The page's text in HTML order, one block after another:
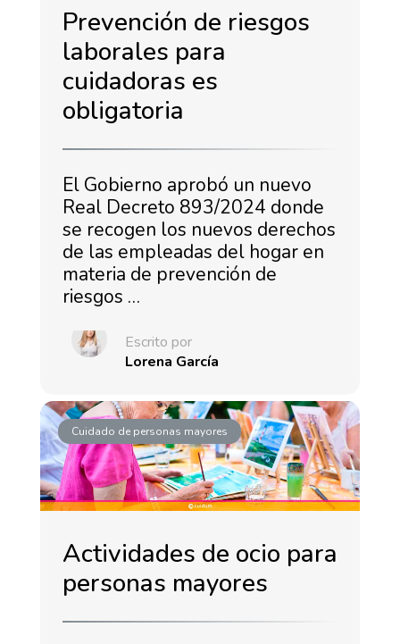
Prevención de riesgos
laborales para
cuidadoras es
obligatoria
El Gobierno aprobó un nuevo
Real Decreto 893/2024 donde
se recogen los nuevos derechos
de las empleadas del hogar en
materia de prevención de
riesgos …
Escrito por
Lorena García
Cuidado de personas mayores
Actividades de ocio para
personas mayores